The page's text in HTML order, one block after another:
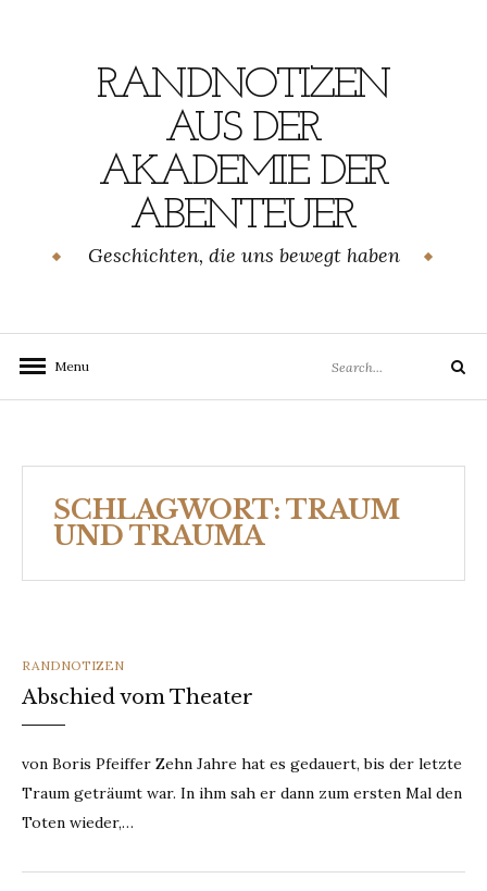
RANDNOTIZEN
AUS DER
AKADEMIE DER
ABENTEUER
Geschichten, die uns bewegt haben
Menu
for:
Search
SCHLAGWORT: TRAUM
UND TRAUMA
CATEGORIES
RANDNOTIZEN
Abschied vom Theater
von Boris Pfeiffer Zehn Jahre hat es gedauert, bis der letzte
Traum geträumt war. In ihm sah er dann zum ersten Mal den
Toten wieder,…